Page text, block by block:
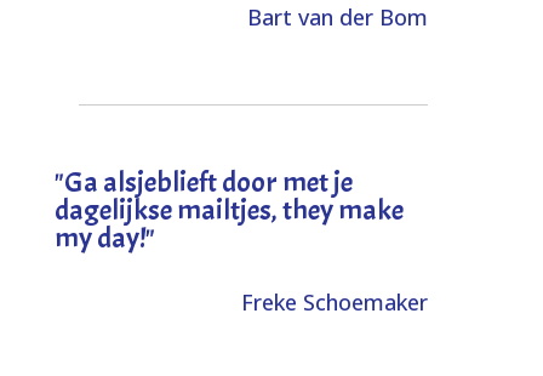
Bart van der Bom
"Ga alsjeblieft door met je
dagelijkse mailtjes, they make
my day!"
Freke Schoemaker